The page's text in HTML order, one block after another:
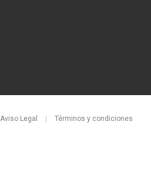
Aviso Legal |
Términos y condiciones